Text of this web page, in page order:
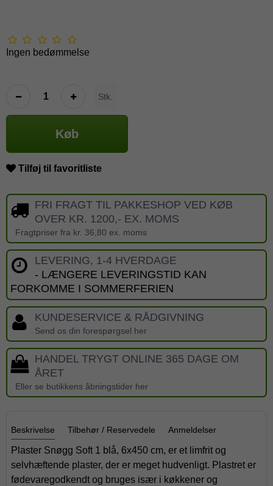
Ingen bedømmelse
Stk.
Køb
Tilføj til favoritliste
FRI FRAGT TIL PAKKESHOP VED KØB
OVER KR. 1200,- EX. MOMS
Fragtpriser fra kr. 36,80 ex. moms
LEVERING, 1-4 HVERDAGE
- LÆNGERE LEVERINGSTID KAN
FORKOMME I SOMMERFERIEN
KUNDESERVICE & RÅDGIVNING
Send os din forespørgsel her
HANDEL TRYGT ONLINE 365 DAGE OM
ÅRET
Eller se butikkens åbningstider her
Beskrivelse Tilbehør / Reservedele Anmeldelser
Plaster Snøgg Soft 1 blå, 6x450 cm, er et limfrit og
selvhæftende plaster, der er meget hudvenligt. Plastret er
fødevaregodkendt og bruges især i køkkener og